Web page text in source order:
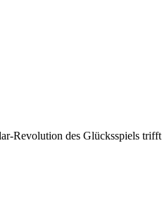
Revolution des Glücksspiels trifft